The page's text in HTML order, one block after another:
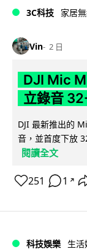
3C科技 家居
Vin 2 日
DJI Mic
立錄音
DJI 最新推出的
音，並首度下放
閱讀全文
251 1 ↗
科技娛樂 生活